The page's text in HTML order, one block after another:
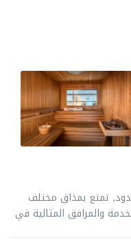
تمتع بمذاق مختلف
والمرافق المثالية في